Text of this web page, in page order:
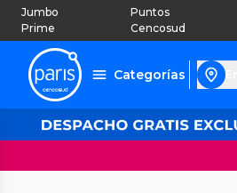
Jumbo
Prime
Puntos
Cencosud
Categorías